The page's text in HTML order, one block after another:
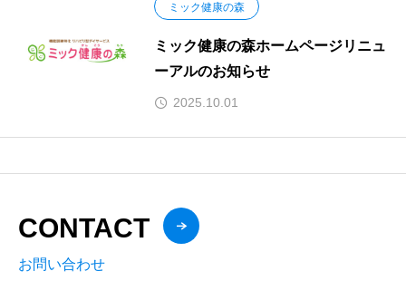
ミック健康の森
ミック健康の森ホームページリニュ
ーアルのお知らせ
2025.10.01
CONTACT
お問い合わせ